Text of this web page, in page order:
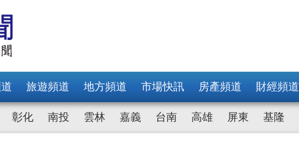
旅遊頻道 地方頻道 市場快訊 房產頻道 財經頻道
彰化 南投 雲林 嘉義 台南 高雄 屏東 基隆